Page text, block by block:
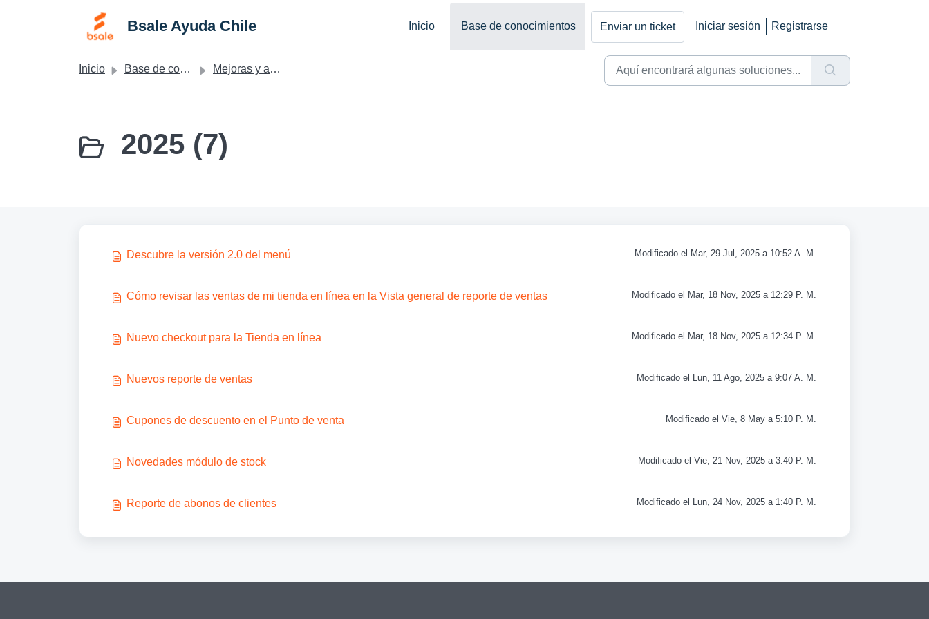
Bsale Ayuda Chile Inicio Base de conocimientos Enviar un ticket Iniciar sesión Registrarse
Inicio Base de conocimientos Mejoras y actualizaciones - Chile
2025 (7)
Descubre la versión 2.0 del menú Modificado el Mar, 29 Jul, 2025 a 10:52 A. M.
Cómo revisar las ventas de mi tienda en línea en la Vista general de reporte de ventas Modificado el Mar, 18 Nov, 2025 a 12:29 P. M.
Nuevo checkout para la Tienda en línea Modificado el Mar, 18 Nov, 2025 a 12:34 P. M.
Nuevos reporte de ventas Modificado el Lun, 11 Ago, 2025 a 9:07 A. M.
Cupones de descuento en el Punto de venta Modificado el Vie, 8 May a 5:10 P. M.
Novedades módulo de stock Modificado el Vie, 21 Nov, 2025 a 3:40 P. M.
Reporte de abonos de clientes Modificado el Lun, 24 Nov, 2025 a 1:40 P. M.